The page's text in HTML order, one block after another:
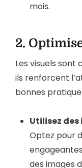
mois.
2.
Les visuels sont
ils renforcent
bonnes
Utilisez
Optez pour
des images